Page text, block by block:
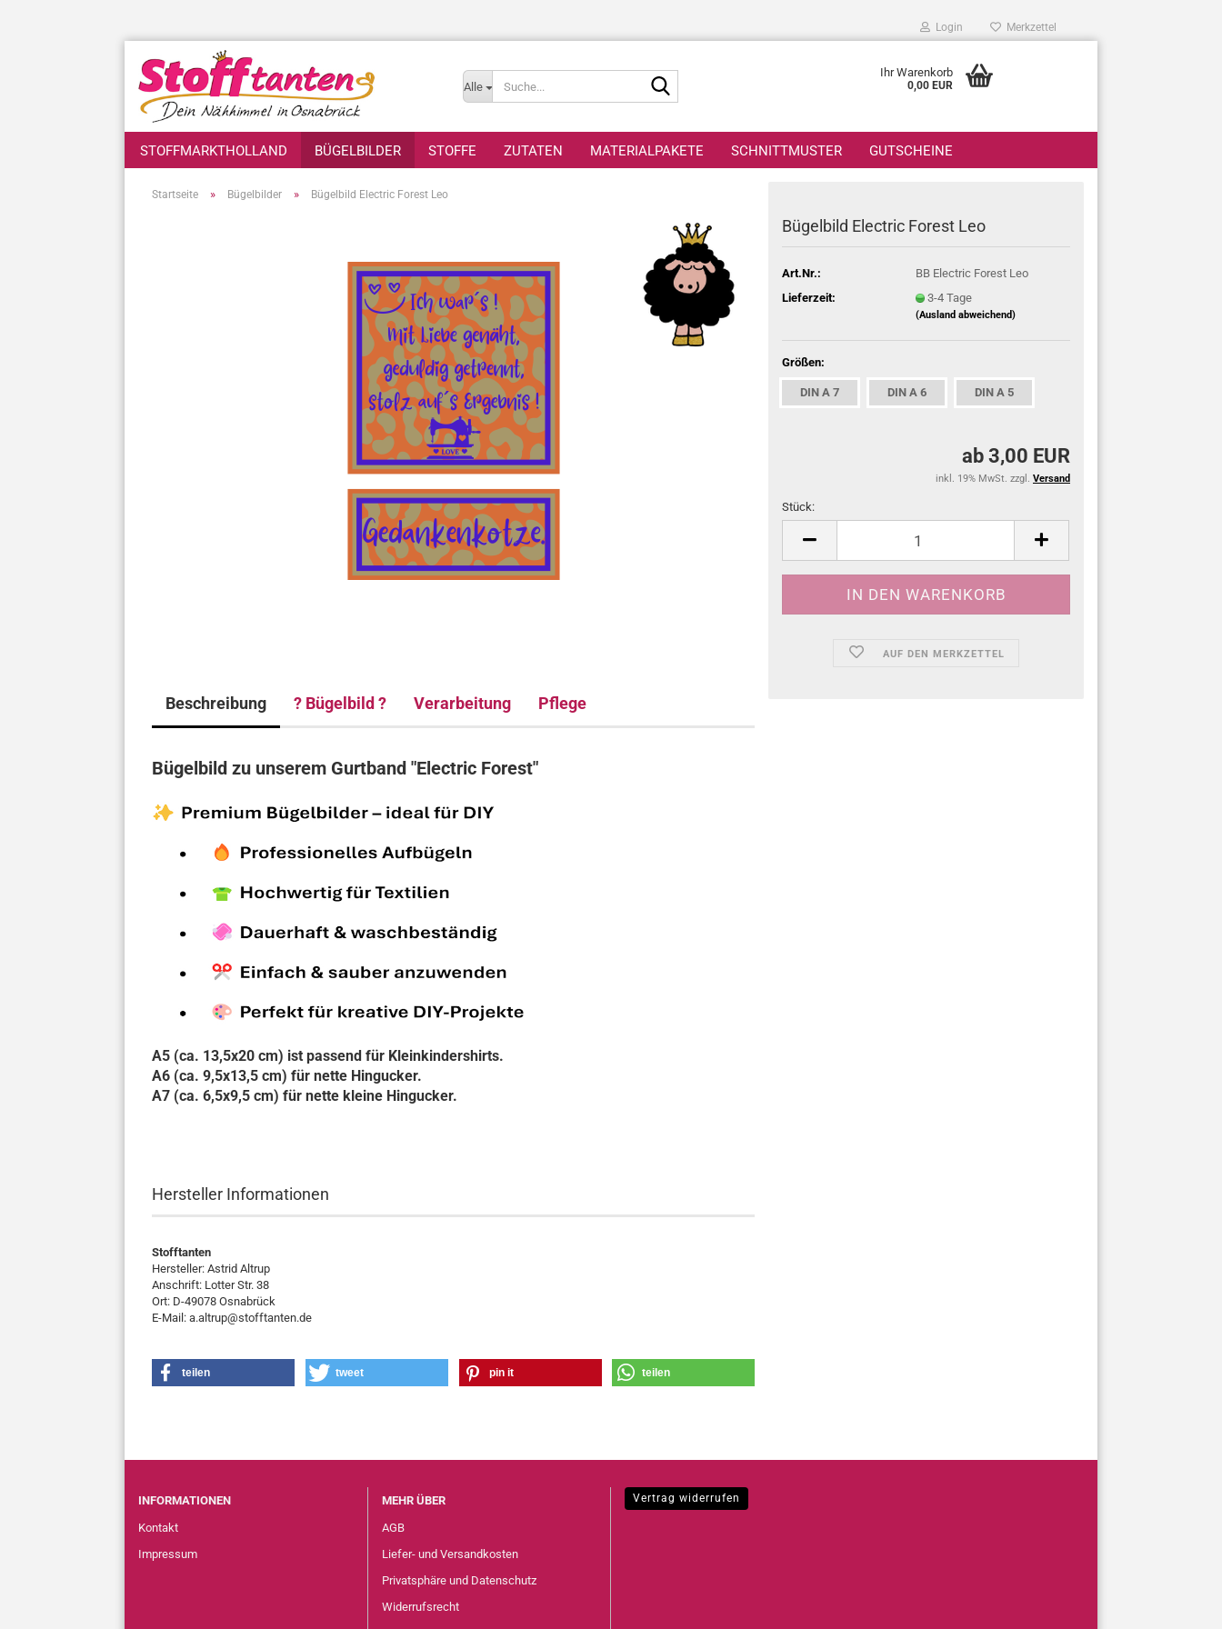
Login Merkzettel
Alle
Ihr Warenkorb
0,00 EUR
STOFFMARKTHOLLAND BÜGELBILDER STOFFE ZUTATEN MATERIALPAKETE SCHNITTMUSTER GUTSCHEINE
Startseite » Bügelbilder » Bügelbild Electric Forest Leo
Bügelbild Electric Forest Leo
Art.Nr.:
BB Electric Forest Leo
Lieferzeit:
3-4 Tage
(Ausland abweichend)
Größen:
DIN A 7 DIN A 6 DIN A 5
ab 3,00 EUR
inkl. 19% MwSt. zzgl. Versand
Stück:
Stück
AUF DEN MERKZETTEL
Beschreibung ? Bügelbild ? Verarbeitung Pflege
Bügelbild zu unserem Gurtband "Electric Forest"
A5 (ca. 13,5x20 cm) ist passend für Kleinkindershirts.
A6 (ca. 9,5x13,5 cm) für nette Hingucker.
A7 (ca. 6,5x9,5 cm) für nette kleine Hingucker.
Hersteller Informationen
Stofftanten
Hersteller: Astrid Altrup
Anschrift: Lotter Str. 38
Ort: D-49078 Osnabrück
E-Mail: a.altrup@stofftanten.de
teilen tweet pin it teilen
INFORMATIONEN
Kontakt
Impressum
MEHR ÜBER
AGB
Liefer- und Versandkosten
Privatsphäre und Datenschutz
Widerrufsrecht
Vertrag widerrufen